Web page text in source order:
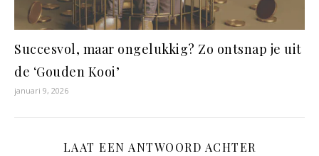
Succesvol, maar ongelukkig? Zo ontsnap je uit
de ‘Gouden Kooi’
januari 9, 2026
LAAT EEN ANTWOORD ACHTER